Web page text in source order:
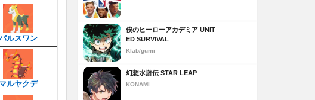
ルスワン
マルヤクデ
僕のヒーローアカデミア UNIT
ED SURVIVAL
Klab/gumi
幻想水滸伝 STAR LEAP
KONAMI